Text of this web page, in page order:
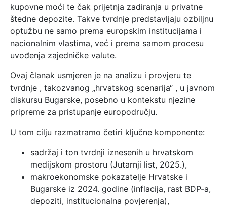
kupovne moći te čak prijetnja zadiranja u privatne
štedne depozite. Takve tvrdnje predstavljaju ozbiljnu
optužbu ne samo prema europskim institucijama i
nacionalnim vlastima, već i prema samom procesu
uvođenja zajedničke valute.
Ovaj članak usmjeren je na analizu i provjeru te
tvrdnje , takozvanog „hrvatskog scenarija“ , u javnom
diskursu Bugarske, posebno u kontekstu njezine
pripreme za pristupanje europodručju.
U tom cilju razmatramo četiri ključne komponente:
sadržaj i ton tvrdnji iznesenih u hrvatskom
medijskom prostoru (Jutarnji list, 2025.),
makroekonomske pokazatelje Hrvatske i
Bugarske iz 2024. godine (inflacija, rast BDP-a,
depoziti, institucionalna povjerenja),